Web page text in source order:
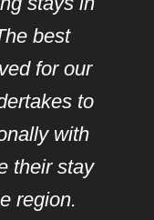
best
for our
to
with
their stay
region.